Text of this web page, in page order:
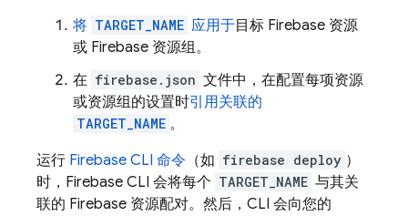
将 TARGET_NAME 应用于目标 Firebase 资源
或 Firebase 资源组。
在 firebase.json 文件中，在配置每项资源
或资源组的设置时引用关联的
TARGET_NAME 。
运行 Firebase CLI 命令 （如 firebase deploy ）
时， Firebase CLI 会将每个 TARGET_NAME 与其关
联的 Firebase 资源配对。然后，CLI 会向您的